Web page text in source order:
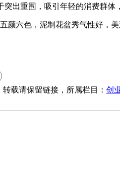
重围，吸引年轻的消费群体
六色，泥制花盆秀气性好，
转载请保留链接，所属栏目： 创